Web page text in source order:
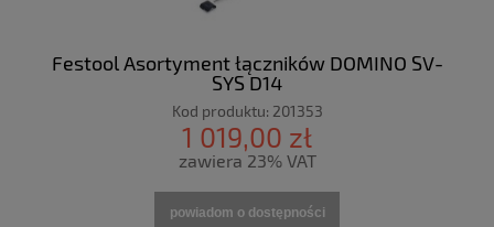
Festool Asortyment łączników DOMINO SV-
SYS D14
Kod produktu: 201353
1 019,00 zł
zawiera 23% VAT
powiadom o dostępności